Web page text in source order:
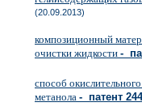
(20.09.2013)
композиционный
очистки жидкости -
способ
метанола - патент